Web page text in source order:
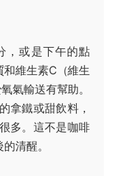
，或是下午的點
維生素C（維生
氣輸送有幫助。
拿鐵或甜飲料，
多。這不是咖啡
清醒。